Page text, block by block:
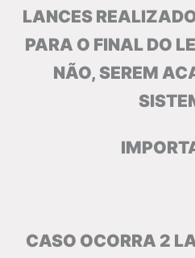
LANCES
PARA O FINAL DO
NÃO, SEREM
CASO OCORRA 2